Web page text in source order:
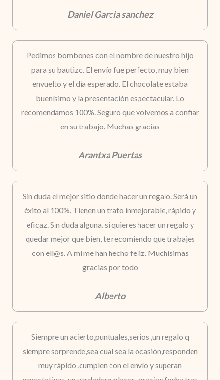
Daniel Garcia sanchez
Pedimos bombones con el nombre de nuestro hijo
para su bautizo. El envío fue perfecto, muy bien
envuelto y el día esperado. El chocolate estaba
buenísimo y la presentación espectacular. Lo
recomendamos 100%. Seguro que volvemos a confiar
en su trabajo. Muchas gracias
Arantxa Puertas
Sin duda el mejor sitio donde hacer un regalo. Será un
éxito al 100%. Tienen un trato inmejorable, rápido y
eficaz. Sin duda alguna, si quieres hacer un regalo y
quedar mejor que bien, te recomiendo que trabajes
con ell@s. A mí me han hecho feliz. Muchísimas
gracias por todo
Alberto
Siempre un acierto,puntuales,serios ,un regalo q
siempre sorprende,sea cual sea la ocasión,responden
muy rápido ,cumplen con el envío y superan